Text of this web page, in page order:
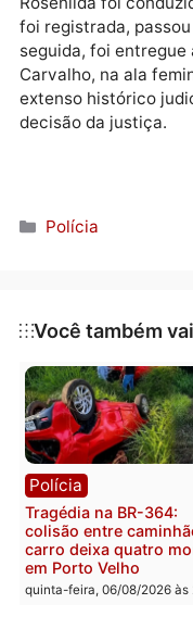
Os policiais foram
Rosenilda, que
Francisco do
Durante a prisão,
Rosenilda foi
foi registrada,
Carvalho, na ala
Categorias
Polícia
Você também